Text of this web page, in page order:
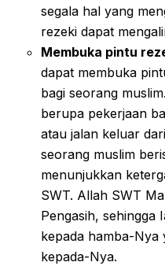
segala hal yang
rezeki dapat
Membuka pintu
dapat membuka
bagi seorang
berupa pekerjaan
atau jalan keluar
seorang muslim
menunjukkan
SWT. Allah SWT
Pengasih, sehingga
kepada hamba-Nya
kepada-Nya.